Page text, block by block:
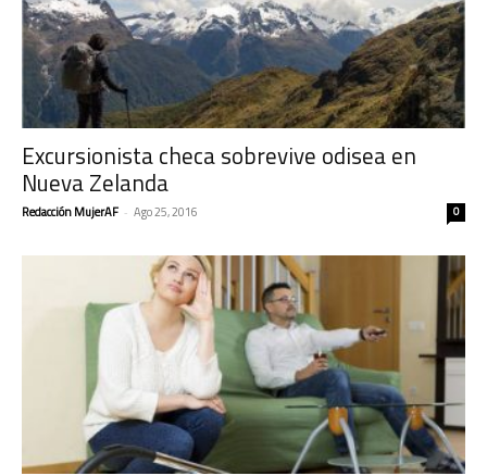
Excursionista checa sobrevive odisea en
Nueva Zelanda
Redacción MujerAF - Ago 25, 2016 0